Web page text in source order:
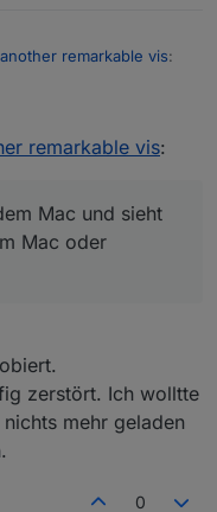
remarkable vis:
eingefügt. Auf
Mac und sieht es in
issues/86
remarkable vis:
Mac und sieht
Mac oder
zerstört. Ich wolltte
mehr geladen
0